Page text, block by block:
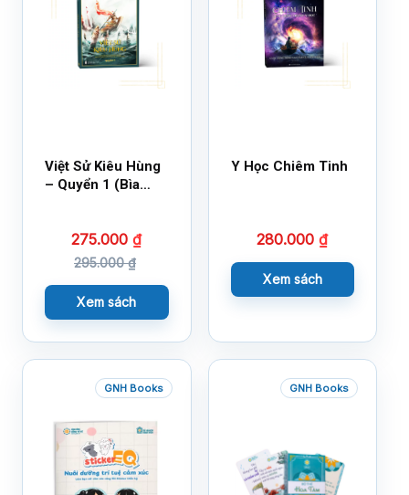
Việt Sử Kiêu Hùng
– Quyển 1 (Bìa
275.000₫
295.000₫
Xem sách
Y Học Chiêm Tinh
280.000₫
Xem sách
GNH Books GNH Books